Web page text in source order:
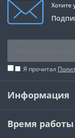
Хотите
Я прочитал
Информация
Время работы